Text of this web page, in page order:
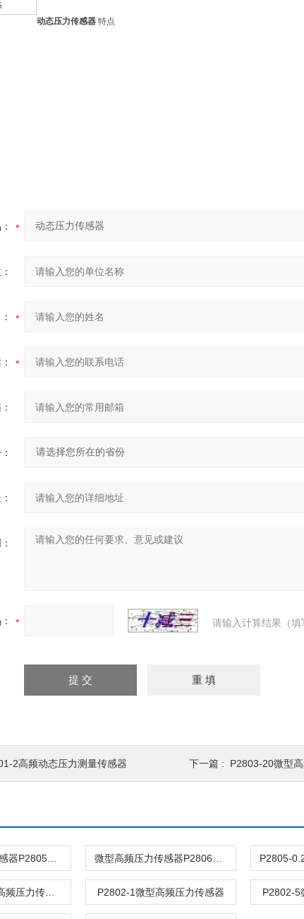
动态压力传感器 特点
请输入计算结果（
2高频动态压力测量传感器 下一篇 : P2803-20微型
P2802-1微型高频压力传感器 P2802-5